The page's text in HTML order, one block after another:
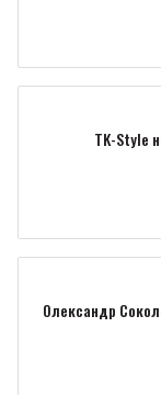
TK-Style
Олександр